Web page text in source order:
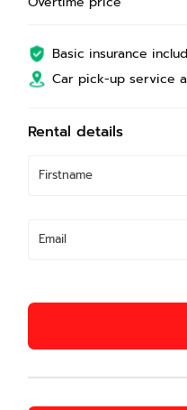
Basic insurance
Car pick-up service
Rental details